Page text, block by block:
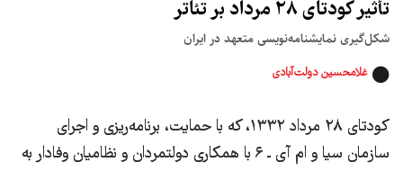
تأثیر کودتای ۲۸ مرداد بر تئاتر
شکل‌گیری نمایشنامه‌نویسی متعهد در ایران
غلامحسین دولت‌آبادی
کودتای ۲۸ مرداد ۱۳۳۲، که با حمایت، برنامه‌ریزی و اجرای
سازمان سیا و ام آی ـ ۶ با همکاری دولتمردان و نظامیان وفادار به